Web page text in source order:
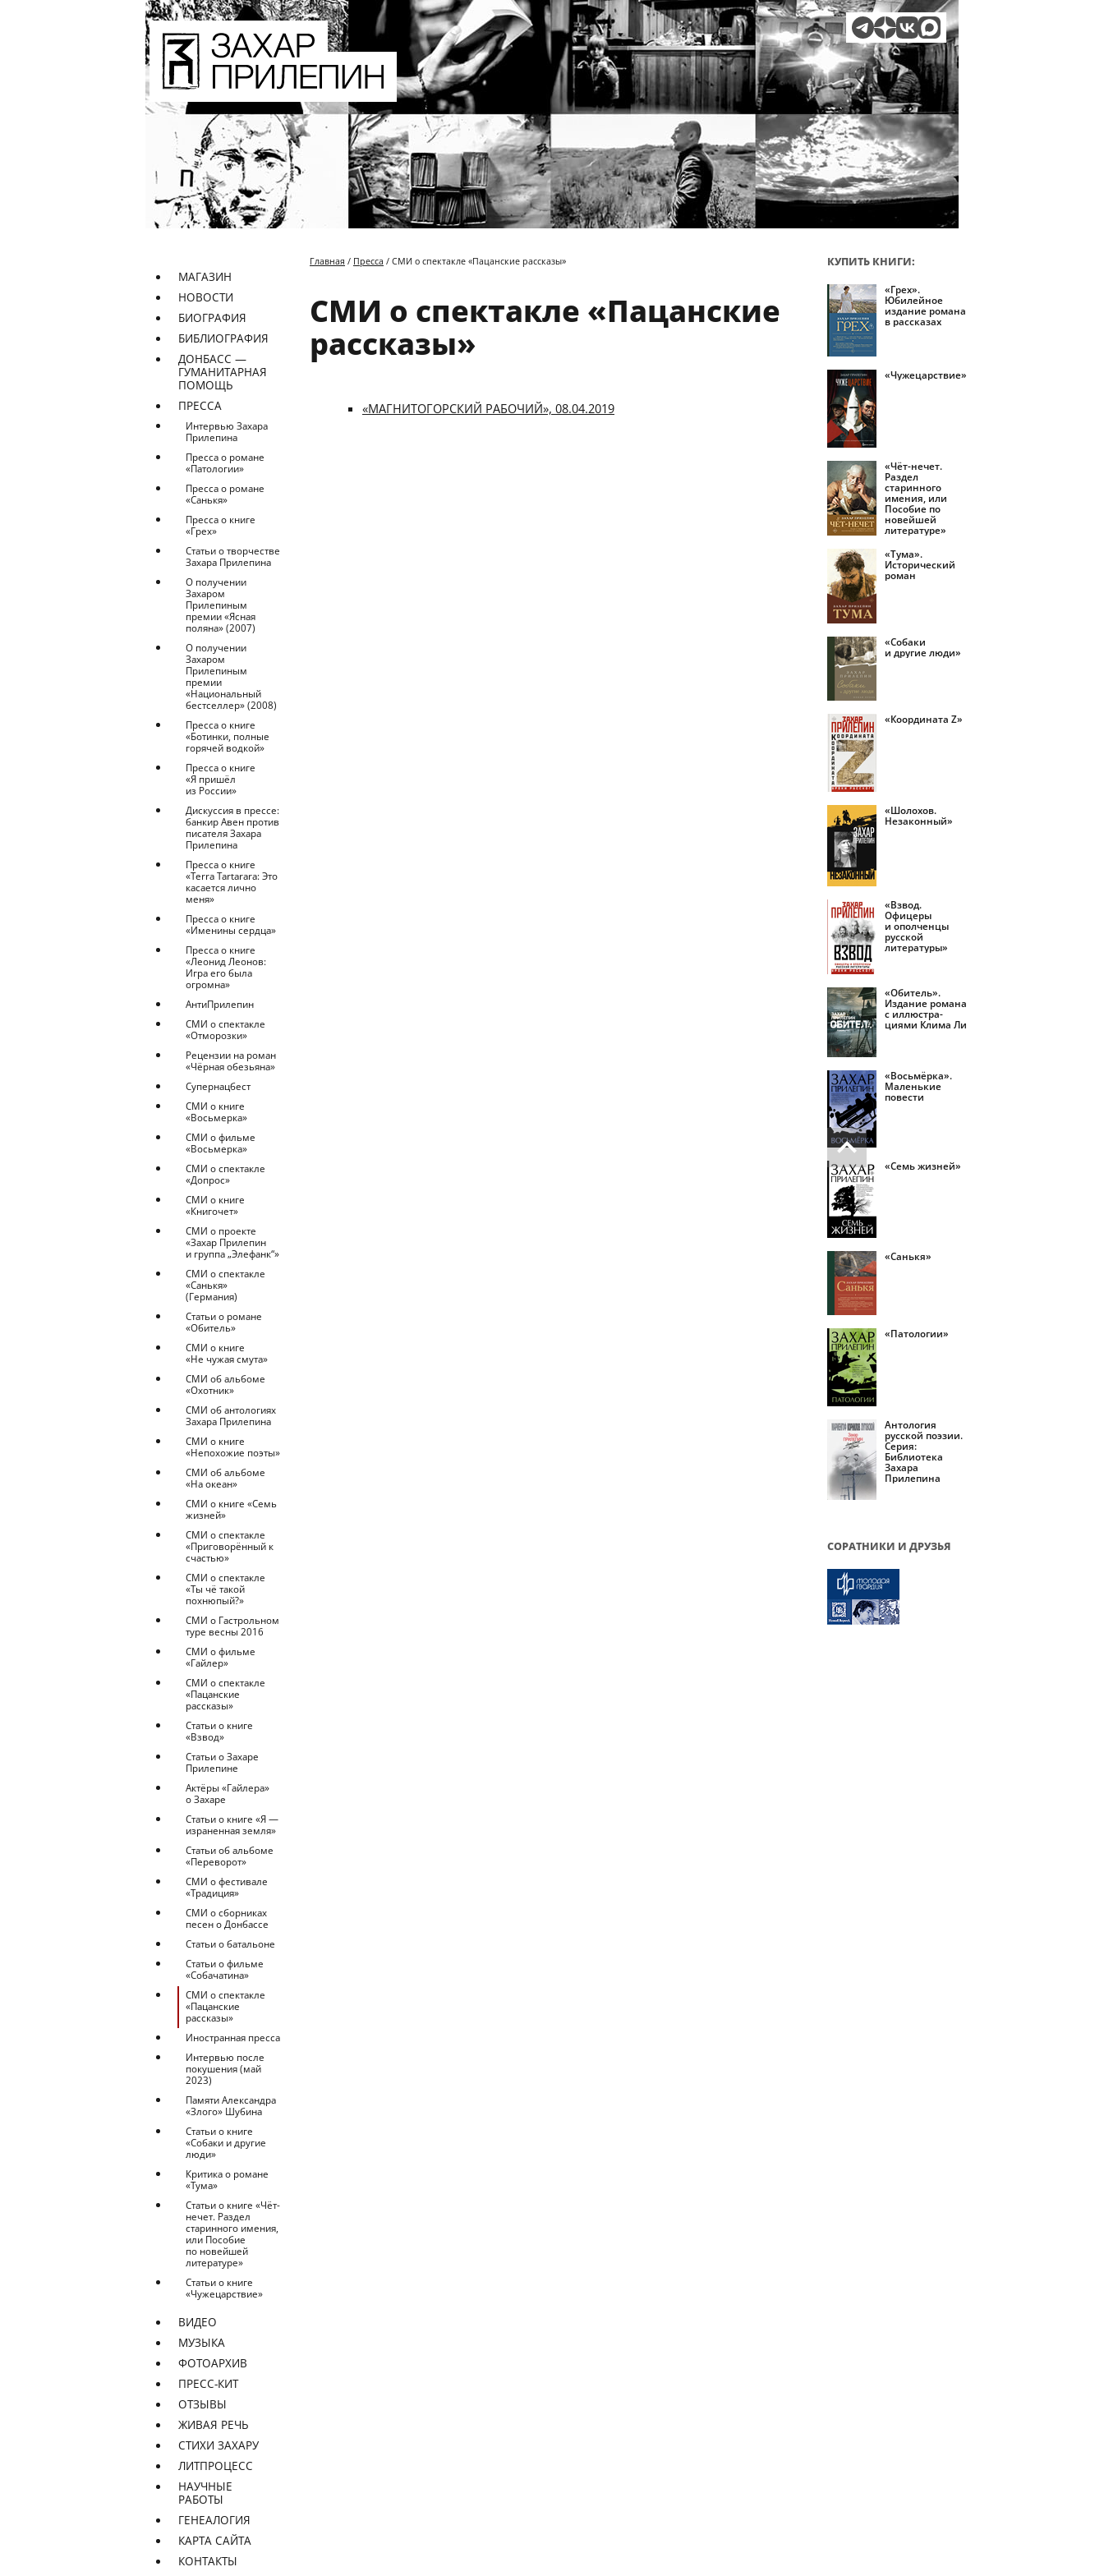
МАГАЗИН
НОВОСТИ
БИОГРАФИЯ
БИБЛИОГРАФИЯ
ДОНБАСС —
ГУМАНИТАРНАЯ
ПОМОЩЬ
ПРЕССА
Интервью Захара
Прилепина
Пресса о романе
«Патологии»
Пресса о романе
«Санькя»
Пресса о книге
«Грех»
Статьи о творчестве
Захара Прилепина
О получении
Захаром
Прилепиным
премии «Ясная
поляна» (2007)
О получении
Захаром
Прилепиным
премии
«Национальный
бестселлер» (2008)
Пресса о книге
«Ботинки, полные
горячей водкой»
Пресса о книге
«Я пришёл
из России»
Дискуссия в прессе:
банкир Авен против
писателя Захара
Прилепина
Пресса о книге
«Terra Tartarara: Это
касается лично
меня»
Пресса о книге
«Именины сердца»
Пресса о книге
«Леонид Леонов:
Игра его была
огромна»
АнтиПрилепин
СМИ о спектакле
«Отморозки»
Рецензии на роман
«Чёрная обезьяна»
Супернацбест
СМИ о книге
«Восьмерка»
СМИ о фильме
«Восьмерка»
СМИ о спектакле
«Допрос»
СМИ о книге
«Книгочет»
СМИ о проекте
«Захар Прилепин
и группа „Элефанк“»
СМИ о спектакле
«Санькя»
(Германия)
Статьи о романе
«Обитель»
СМИ о книге
«Не чужая смута»
СМИ об альбоме
«Охотник»
СМИ об антологиях
Захара Прилепина
СМИ о книге
«Непохожие поэты»
СМИ об альбоме
«На океан»
СМИ о книге «Семь
жизней»
СМИ о спектакле
«Приговорённый к
счастью»
СМИ о спектакле
«Ты чё такой
похнюпый?»
СМИ о Гастрольном
туре весны 2016
СМИ о фильме
«Гайлер»
СМИ о спектакле
«Пацанские
рассказы»
Статьи о книге
«Взвод»
Статьи о Захаре
Прилепине
Актёры «Гайлера»
о Захаре
Статьи о книге «Я —
израненная земля»
Статьи об альбоме
«Переворот»
СМИ о фестивале
«Традиция»
СМИ о сборниках
песен о Донбассе
Статьи о батальоне
Статьи о фильме
«Собачатина»
СМИ о спектакле
«Пацанские
рассказы»
Иностранная пресса
Интервью после
покушения (май
2023)
Памяти Александра
«Злого» Шубина
Статьи о книге
«Собаки и другие
люди»
Критика о романе
«Тума»
Статьи о книге «Чёт-
нечет. Раздел
старинного имения,
или Пособие
по новейшей
литературе»
Статьи о книге
«Чужецарствие»
ВИДЕО
МУЗЫКА
ФОТОАРХИВ
ПРЕСС-КИТ
ОТЗЫВЫ
ЖИВАЯ РЕЧЬ
СТИХИ ЗАХАРУ
ЛИТПРОЦЕСС
НАУЧНЫЕ
РАБОТЫ
ГЕНЕАЛОГИЯ
КАРТА САЙТА
КОНТАКТЫ
Главная / Пресса / СМИ о спектакле «Пацанские рассказы»
СМИ о спектакле «Пацанские
рассказы»
«МАГНИТОГОРСКИЙ РАБОЧИЙ», 08.04.2019
КУПИТЬ КНИГИ:
«Грех».
Юбилейное
издание романа
в рассказах
«Чужецарствие»
«Чёт-нечет.
Раздел
старинного
имения, или
Пособие по
новейшей
литературе»
«Тума».
Исторический
роман
«Собаки
и другие люди»
«Координата Z»
«Шолохов.
Незаконный»
«Взвод.
Офицеры
и ополченцы
русской
литературы»
«Обитель».
Издание романа
с иллюстра­
циями Клима Ли
«Восьмёрка».
Маленькие
повести
«Семь жизней»
«Санькя»
«Патологии»
Антология
русской поэзии.
Серия:
Библиотека
Захара
Прилепина
СОРАТНИКИ И ДРУЗЬЯ